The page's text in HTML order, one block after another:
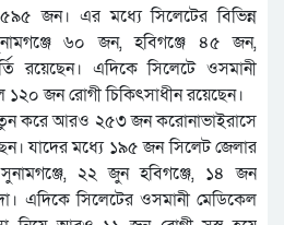
জন। এর মধ্যে সিলেটের বিভিন্ন
৬০ জন, হবিগঞ্জে ৪৫ জন,
রয়েছেন। এদিকে সিলেটে ওসমানী
জন রোগী চিকিৎসাধীন রয়েছেন।
করে আরও ২৫৩ জন করোনাভাইরাসে
যাদের মধ্যে ১৯৫ জন সিলেট জেলার
২২ জুন হবিগঞ্জে, ১৪ জন
এদিকে সিলেটের ওসমানী মেডিকেল